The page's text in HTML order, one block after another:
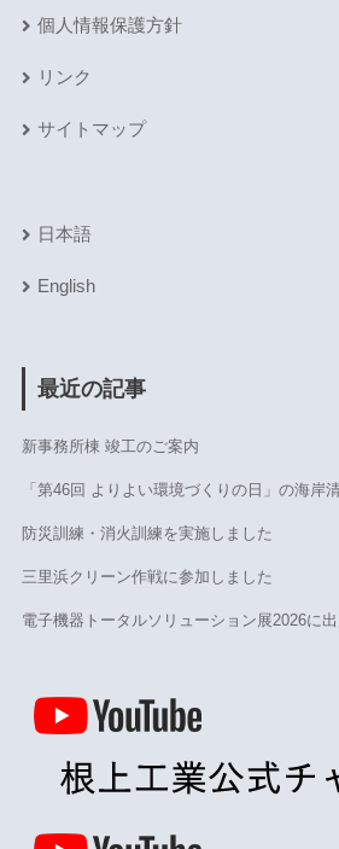
個人情報保護方針
リンク
サイトマップ
日本語
English
最近の記事
新事務所棟 竣工のご案内
「第46回 よりよい環境づくりの日」の海岸
防災訓練・消火訓練を実施しました
三里浜クリーン作戦に参加しました
電子機器トータルソリューション展2026に